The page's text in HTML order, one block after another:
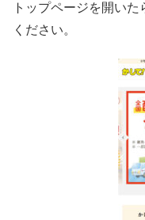
トップページを開いた
ください。